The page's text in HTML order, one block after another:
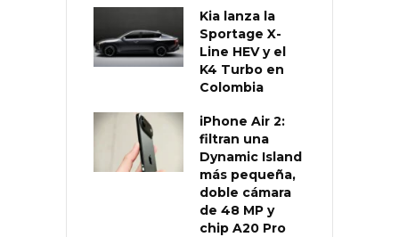
Kia lanza la
Sportage X-
Line HEV y el
K4 Turbo en
Colombia
iPhone Air 2:
filtran una
Dynamic Island
más pequeña,
doble cámara
de 48 MP y
chip A20 Pro